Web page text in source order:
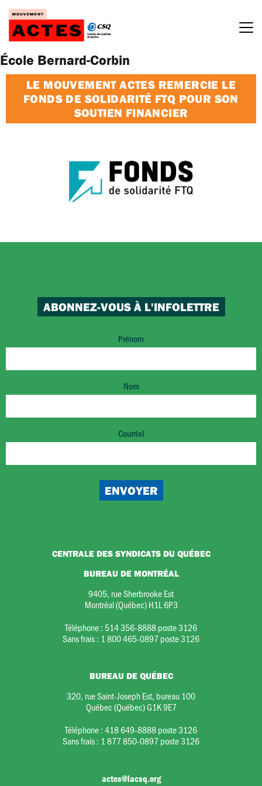
Passer
contenu
École Bernard-Corbin
LE MOUVEMENT ACTES REMERCIE LE
FONDS DE SOLIDARITÉ FTQ POUR SON
SOUTIEN FINANCIER
ABONNEZ-VOUS À L'INFOLETTRE
Prénom
Nom
Courriel
CENTRALE DES SYNDICATS DU QUÉBEC
BUREAU DE MONTRÉAL
9405, rue Sherbrooke Est
Montréal (Québec) H1L 6P3
Téléphone : 514 356-8888 poste 3126
Sans frais : 1 800 465-0897 poste 3126
BUREAU DE QUÉBEC
320, rue Saint-Joseph Est, bureau 100
Québec (Québec) G1K 9E7
Téléphone :418 649-8888 poste 3126
Sans frais : 1 877 850-0897 poste 3126
actes@lacsq.org